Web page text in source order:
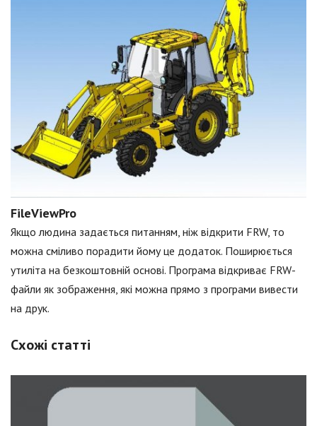
FileViewPro
Якщо людина задається питанням, ніж відкрити FRW, то
можна сміливо порадити йому це додаток. Поширюється
утиліта на безкоштовній основі. Програма відкриває FRW-
файли як зображення, які можна прямо з програми вивести
на друк.
Схожі статті